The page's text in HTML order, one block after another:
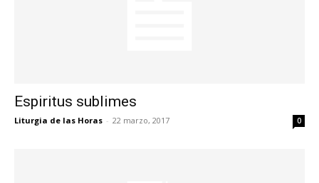
Espiritus sublimes
Liturgia de las Horas - 22 marzo, 2017 0